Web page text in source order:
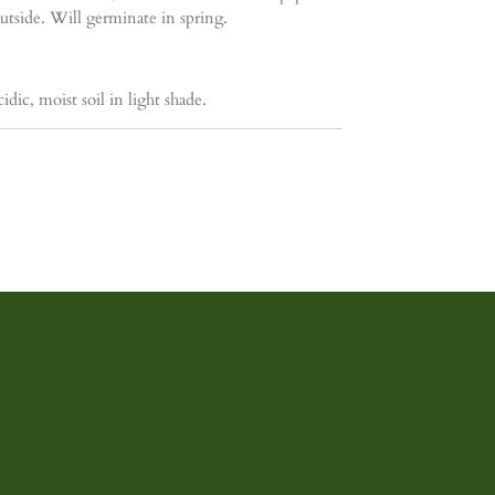
Will germinate in spring.
moist soil in light shade.